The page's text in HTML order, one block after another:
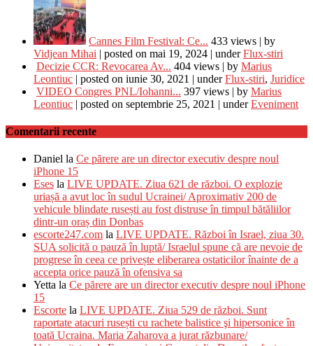
Cannes Film Festival: Ce... 433 views | by
Vidjean Mihai | posted on mai 19, 2024 | underFlux-stiri
Decizie CCR: Revocarea Av... 404 views | by Marius
Leontiuc | posted on iunie 30, 2021 | underFlux-stiri, Juridice
VIDEO Congres PNL/Iohanni... 397 views | by Marius
Leontiuc | posted on septembrie 25, 2021 | underEveniment
Comentarii recente
Daniel la Ce părere are un director executiv despre noul
iPhone 15
Eses la LIVE UPDATE. Ziua 621 de război. O explozie
uriașă a avut loc în sudul Ucrainei/ Aproximativ 200 de
vehicule blindate rusești au fost distruse în timpul bătăliilor
dintr-un oraș din Donbas
escorte247.com la LIVE UPDATE. Război în Israel, ziua 30.
SUA solicită o pauză în luptă/ Israelul spune că are nevoie de
progrese în ceea ce privește eliberarea ostaticilor înainte de a
accepta orice pauză în ofensiva sa
Yetta la Ce părere are un director executiv despre noul iPhone
15
Escorte la LIVE UPDATE. Ziua 529 de război. Sunt
raportate atacuri rusești cu rachete balistice şi hipersonice în
toată Ucraina. Maria Zaharova a jurat răzbunare/